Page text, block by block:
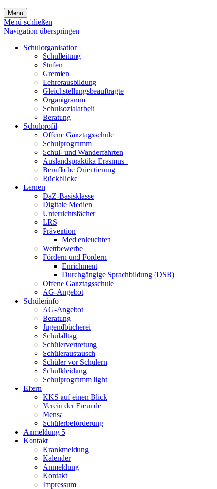
Menü
Menü schließen
Navigation überspringen
Schulorganisation
Schulleitung
Stufen
Gremien
Lehrerausbildung
Gleichstellungsbeauftragte
Organigramm
Schulsozialarbeit
Beratung
Schulprofil
Offene Ganztagsschule
Schulprogramm
Schul- und Wanderfahrten
Auslandspraktika Erasmus+
Berufliche Orientierung
Rückblicke
Lernen
DaZ-Basisklasse
Digitale Medien
Unterrichtsfächer
LRS
Prävention
Medienleuchten
Wettbewerbe
Fördern und Fordern
Enrichment
Durchgängige Sprachbildung (DSB)
Offene Ganztagsschule
AG-Angebot
Schülerinfo
AG-Angebot
Beratung
Jugendbücherei
Schulalltag
Schülervertretung
Schüleraustausch
Schüler vor Schülern
Schulkleidung
Schulprogramm light
Eltern
KKS auf einen Blick
Verein der Freunde
Mensa
Schülerbeförderung
Anmeldung 5
Kontakt
Krankmeldung
Kalender
Anmeldung
Kontakt
Impressum